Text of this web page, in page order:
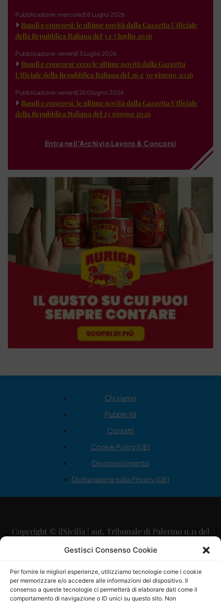
Gestisci Consenso Cookie
Per fornire le migliori esperienze, utilizziamo tecnologie come i cookie
per memorizzare e/o accedere alle informazioni del dispositivo. Il
consenso a queste tecnologie ci permetterà di elaborare dati come il
comportamento di navigazione o ID unici su questo sito. Non
Pubblicazione: mercoledì 8 Luglio 2026
Bandi e concorsi: le ultime novità dalla Gazzetta Ufficiale
della Repubblica Italiana del 3 e 7 luglio 2026
Pubblicazione: venerdì 3 Luglio 2026
Bandi e concorsi: ecco le ultime novità dalla Gazzetta
Ufficiale della Repubblica Italiana del 26 e 30 giugno 2026
Pubblicazione: venerdì 26 Giugno 2026
Bandi e concorsi: le ultime novità dalla Gazzetta Ufficiale
della Repubblica Italiana del 23 giugno 2026
Entra nell'Archivio Lavoro & Concorsi
Chi siamo
Pubblicità
Contatti
Cookie Policy (UE)
Disconoscimento
Dichiarazione sulla Privacy (UE)
Copyright © ilSicilia | aut. Tribunale di Palermo n.11 del
29/09/2015
Direttore Editoriale: Maurizio Scaglione